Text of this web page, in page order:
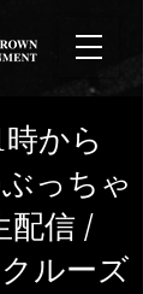
から
っちゃ
配信 /
ルーズ